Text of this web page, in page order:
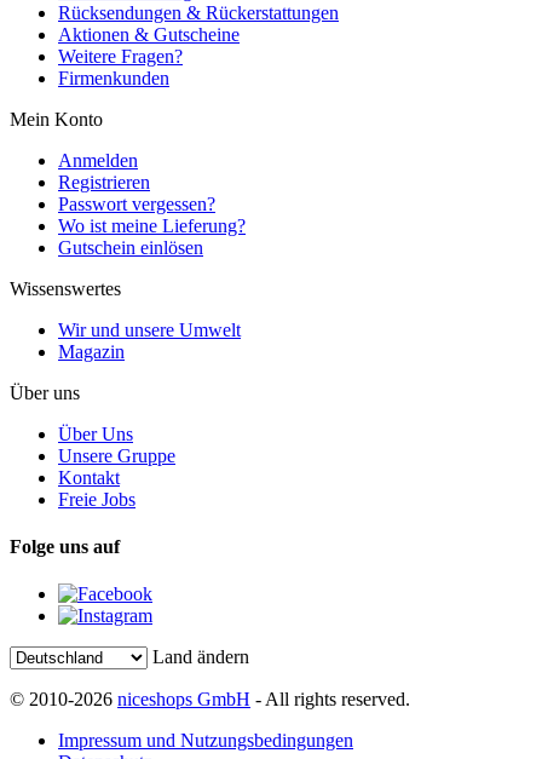
Rücksendungen & Rückerstattungen
Aktionen & Gutscheine
Weitere Fragen?
Firmenkunden
Mein Konto
Anmelden
Registrieren
Passwort vergessen?
Wo ist meine Lieferung?
Gutschein einlösen
Wissenswertes
Wir und unsere Umwelt
Magazin
Über uns
Über Uns
Unsere Gruppe
Kontakt
Freie Jobs
Folge uns auf
Land ändern
© 2010-2026 niceshops GmbH - All rights reserved.
Impressum und Nutzungsbedingungen